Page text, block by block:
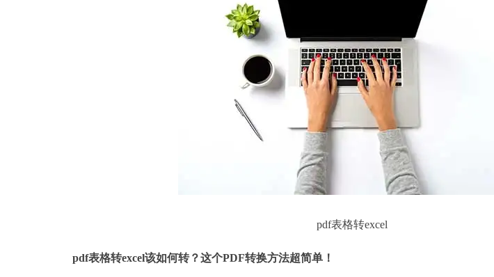
pdf表格转excel
pdf表格转excel该如何转？这个PDF转换方法超简单！